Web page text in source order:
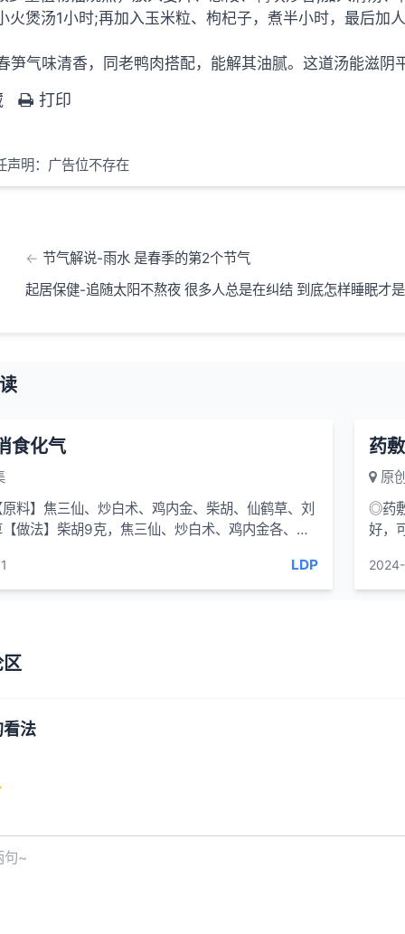
火煲汤1小时;再加入玉米粒、枸杞子，煮半小时，最后加
笋气味清香，同老鸭肉搭配，能解其油腻。这道汤能滋阴
打印
声明：广告位不存在
节气解说-雨水 是春季的第2个节气
起居保健-追随太阳不熬夜 很多人总是在纠结 到底怎样睡眠才
食化气
料】焦三仙、炒白术、鸡内金、柴胡、仙鹤草、刘
做法】柴胡9克，焦三仙、炒白术、鸡内金各、仙
LDP
药
原
◎药
好，
法